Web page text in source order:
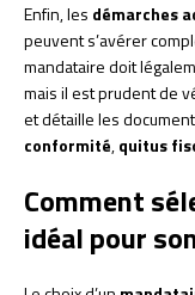
Enfin, les démarches
peuvent s’avérer
mandataire doit
mais il est prudent de
et détaille les
conformité,quitus
Comment
idéal pour